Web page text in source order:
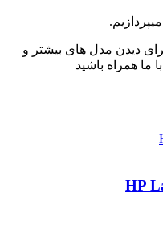
دیدن مدل های بیشتر و
با ما همراه باشید